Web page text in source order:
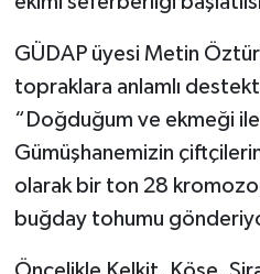
GÜDAP üyesi Metin
topraklara anlamlı
“Doğduğum ve ekmeği
Gümüşhanemizin
olarak bir ton 28
buğday tohumu